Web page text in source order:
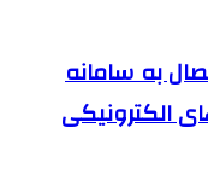
به سامانه
الکترونیکی